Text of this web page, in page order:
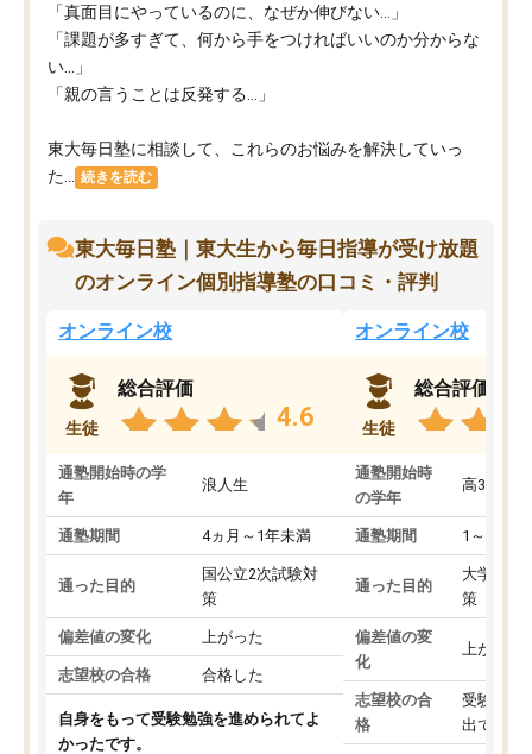
「真面目にやっているのに、なぜか伸びない…」
「課題が多すぎて、何から手をつければいいのか分からな
い…」
「親の言うことは反発する…」
東大毎日塾に相談して、これらのお悩みを解決していっ
た...
続きを読む
東大毎日塾｜東大生から毎日指導が受け放題
のオンライン個別指導塾の口コミ・評判
オンライン校
生徒
総合評価
4.6
通塾開始時の学
年
浪人生
通塾期間 4ヵ月～1年未満
通った目的
国公立2次試験対
策
偏差値の変化 上がった
志望校の合格 合格した
自身をもって受験勉強を進められてよ
かったです。
オンライン校
生徒
総合評価
通塾開始時
の学年
高3
通塾期間 1～3ヵ月
通った目的
大学入学
策
偏差値の変
化
上がった
志望校の合
格
受験して
出ていな